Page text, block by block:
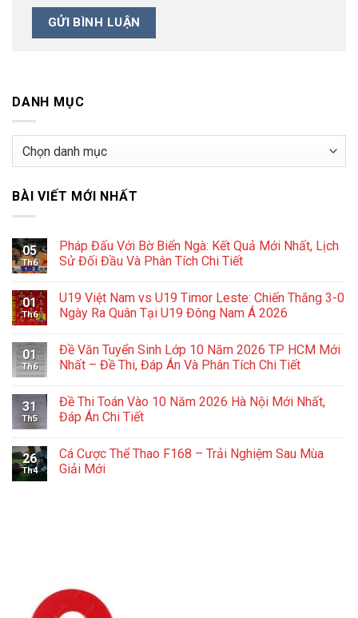
DANH MỤC
Danh
BÀI VIẾT MỚI NHẤT
05
Th6
Pháp Đấu Với Bờ Biển Ngà: Kết Quả Mới Nhất, Lịch
Sử Đối Đầu Và Phân Tích Chi Tiết
01
Th6
U19 Việt Nam vs U19 Timor Leste: Chiến Thắng 3-0
Ngày Ra Quân Tại U19 Đông Nam Á 2026
01
Th6
Đề Văn Tuyển Sinh Lớp 10 Năm 2026 TP HCM Mới
Nhất – Đề Thi, Đáp Án Và Phân Tích Chi Tiết
31
Th5
Đề Thi Toán Vào 10 Năm 2026 Hà Nội Mới Nhất,
Đáp Án Chi Tiết
26
Th4
Cá Cược Thể Thao F168 – Trải Nghiệm Sau Mùa
Giải Mới